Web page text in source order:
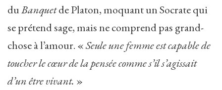
duBanquetde Platon, moquant un Socrate qui
se prétend sage, mais ne comprend pas grand-
chose à l’amour. «Seule une femme est capable de
toucher le cœur de la pensée comme s’il s’agissait
d’un être vivant. »